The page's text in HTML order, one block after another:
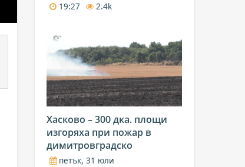
19:27
2.4k
Хасково – 300 дка. площи
изгоряха при пожар в
димитровградско
петък, 31 юли